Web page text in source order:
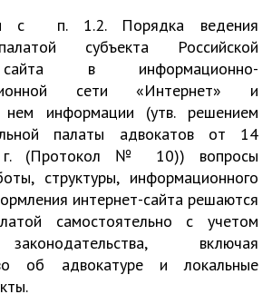
с п. 1.2. Порядка ведения
субъекта Российской
в информационно-
сети «Интернет» и
информации (утв. решением
палаты адвокатов от 14
г. (Протокол № 10)) вопросы
структуры, информационного
интернет-сайта решаются
самостоятельно с учетом
включая
об адвокатуре и локальные